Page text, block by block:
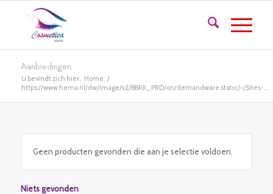
Aanbiedingen
U bevindt zich hier: Home /
https://www.hema.nl/dw/image/v2/BBRK_PRD/on/demandware.static/-/Sites-...
Geen producten gevonden die aan je selectie voldoen.
Niets gevonden